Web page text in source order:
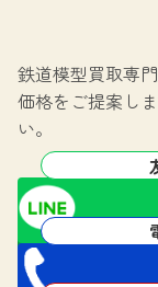
鉄道模型買取専
価格をご提案しま
い。